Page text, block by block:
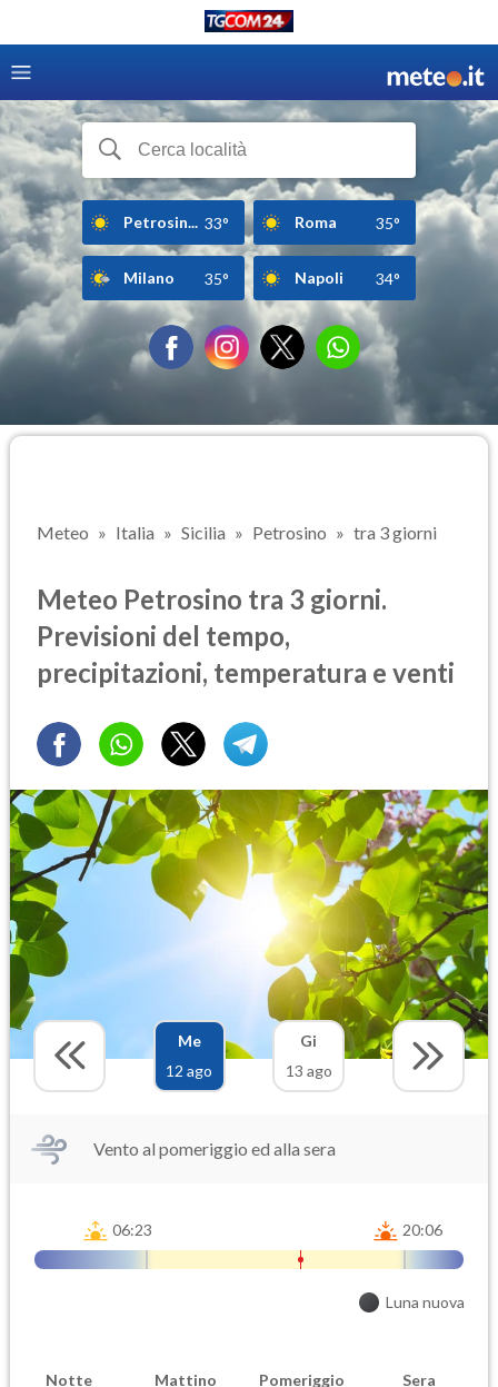
Petrosin... 33° Roma 35°
Milano 35° Napoli 34°
Meteo Italia Sicilia Petrosino tra 3 giorni
Meteo Petrosino tra 3 giorni.
Previsioni del tempo,
precipitazioni, temperatura e venti
Me
12 ago
Gi
13 ago
Vento al pomeriggio ed alla sera
06:23 20:06
Luna nuova
Notte Mattino Pomeriggio Sera